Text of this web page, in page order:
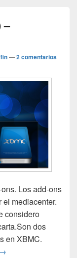
–
—2 comentarios
Los add-ons
mediacenter.
considero
dos
en XBMC.
XBMC en
→